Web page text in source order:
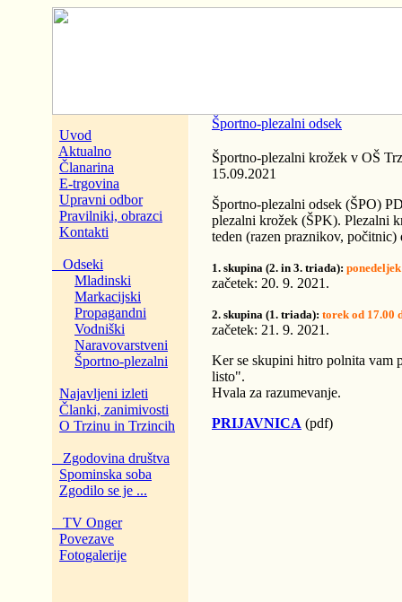
Uvod
Aktualno
Članarina
E-trgovina
Upravni odbor
Pravilniki, obrazci
Kontakti
Odseki
Mladinski
Markacijski
Propagandni
Vodniški
Naravovarstveni
Športno-plezalni
Najavljeni izleti
Članki, zanimivosti
O Trzinu in Trzincih
Zgodovina društva
Spominska soba
Zgodilo se je ...
TV Onger
Povezave
Fotogalerije
Športno-plezalni odsek
Športno-plezalni krožek v OŠ
15.09.2021
Športno-plezalni odsek (ŠPO)
plezalni krožek (ŠPK). Plezalni
teden (razen praznikov, počitnic)
1. skupina (2. in 3. triada):
začetek: 20. 9. 2021.
2. skupina (1. triada): torek od 17.00
začetek: 21. 9. 2021.
Ker se skupini hitro polnita vam
listo".
Hvala za razumevanje.
PRIJAVNICA (pdf)